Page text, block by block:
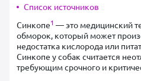
Список источников
Синкопе1 — это медицинский
обморок, который может
недостатка кислорода или
Синкопе у собак считается
требующим срочного и